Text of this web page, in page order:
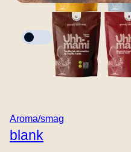
Aroma/smag
blank
Tilberedningstilstand
Portioner